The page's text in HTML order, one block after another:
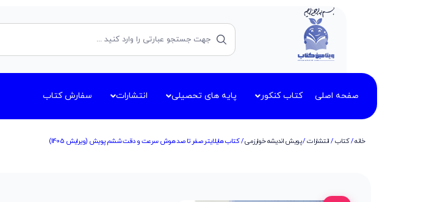
صفحه اصلی کتاب کنکور پایه های تحصیلی انتشارات سفارش کتاب
خانه/کتاب/انتشارات/پویش اندیشه خوارزمی/ کتاب هایلایتر صفر تا صد هوش سرعت و دقت ششم پویش (ویرایش 1405)